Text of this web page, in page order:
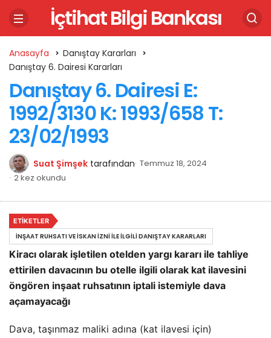
İçtihat Bilgi Bankası
Anasayfa
Danıştay Kararları
Danıştay 6. Dairesi Kararları
Danıştay 6. Dairesi E:
1992/3130 K: 1993/658 T:
23/02/1993
Suat Şimşek tarafından Temmuz 18, 2024
2 kez okundu
Kiracı olarak işletilen otelden yargı kararı ile tahliye
ettirilen davacının bu otelle ilgili olarak kat ilavesini
öngören inşaat ruhsatının iptali istemiyle dava
açamayacağı
Dava, taşınmaz maliki adına (kat ilavesi için)
ETIKETLER
İNŞAAT RUHSATI VE İSKAN İZNI ILE İLGILI DANIŞTAY KARARLARI